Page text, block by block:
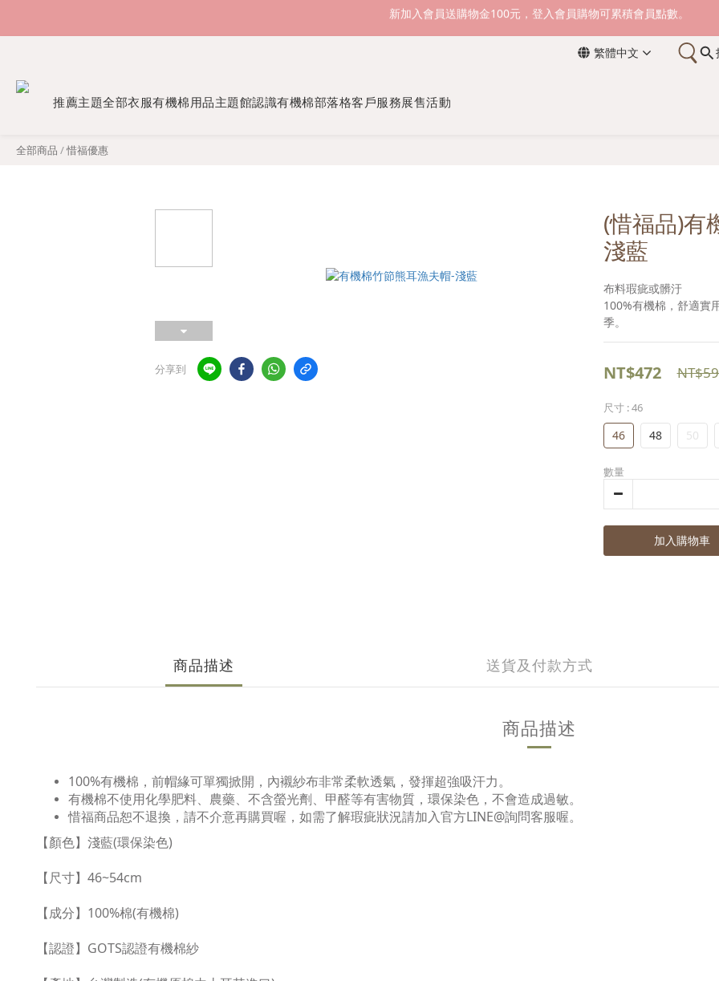
新加入會員送購物金100元，登入會員購物可累積會員點數。
新加入會員送購物金100元，登入會員購物可累積會員點數。
繁體中文
推薦主題全部衣服有機棉用品主題館認識有機棉部落格客戶服務展售活動
全部商品 /惜福優惠
分享到
(惜福品)有
淺藍
布料瑕疵或髒汙
100%有機棉，舒適實
季。
NT$472
尺寸 : 46
46 48 50
數量
加入購物車
商品描述 送貨及付款方式
商品描述
100%有機棉，前帽緣可單獨掀開，內襯紗布非常柔軟透氣，發揮超強吸汗力。
有機棉不使用化學肥料、農藥、不含螢光劑、甲醛等有害物質，環保染色，不會造成過敏。
惜福商品恕不退換，請不介意再購買喔，如需了解瑕疵狀況請加入官方LINE@詢問客服喔。
【顏色】淺藍(環保染色)
【尺寸】46~54cm
【成分】100%棉(有機棉)
【認證】GOTS認證有機棉紗